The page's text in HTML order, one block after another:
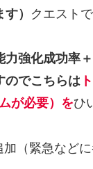
）
クエスト
強化成功率
のでこちらは
が必要）をひ
加（緊急など